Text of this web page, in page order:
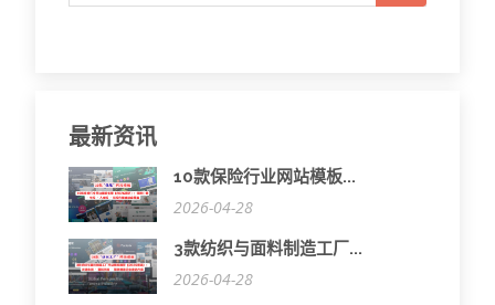
最新资讯
10款保险行业网站模板...
2026-04-28
3款纺织与面料制造工厂...
2026-04-28